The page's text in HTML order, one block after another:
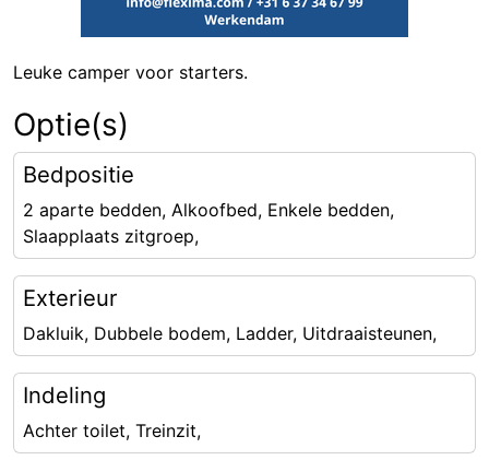
Leuke camper voor starters.
Optie(s)
Bedpositie
2 aparte bedden, Alkoofbed, Enkele bedden,
Slaapplaats zitgroep,
Exterieur
Dakluik, Dubbele bodem, Ladder, Uitdraaisteunen,
Indeling
Achter toilet, Treinzit,